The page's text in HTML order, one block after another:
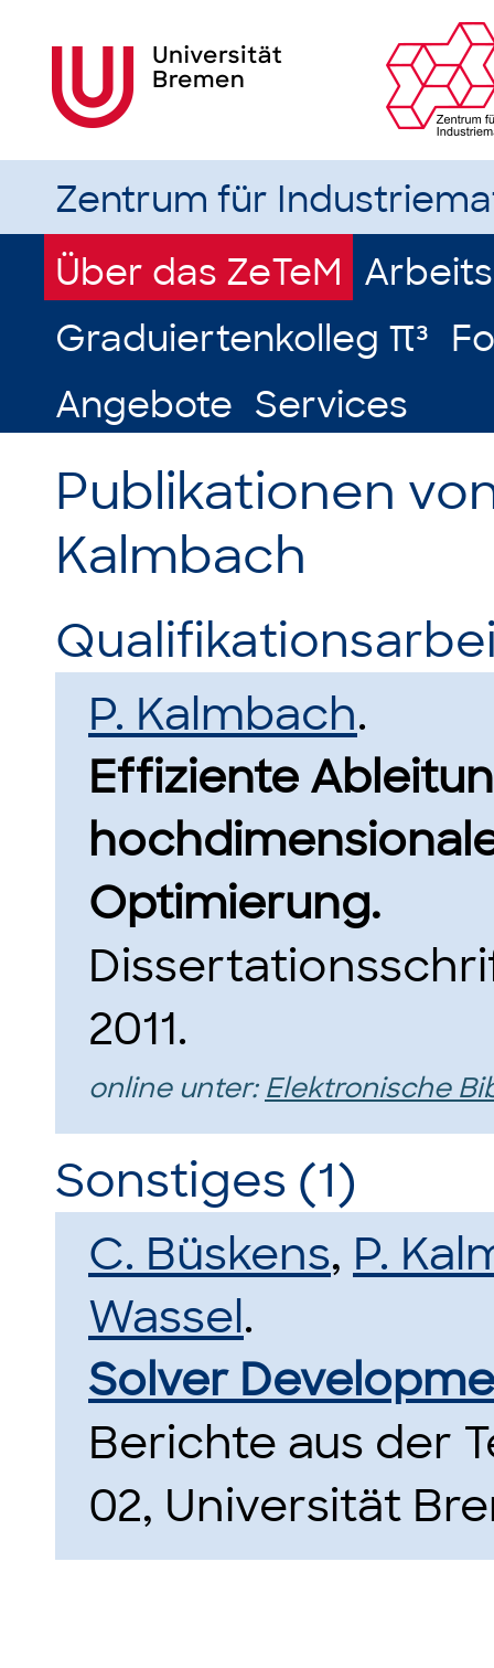
Zentrum für
Über das ZeTeM
Graduiertenkolleg π³
Angebote Services
Publikationen
Kalmbach
P. Kalmbach.
Effiziente
Optimierung.
2011.
online unter: Elektronische
Sonstiges (1)
C. Büskens, P.
Wassel.
Solver
Berichte aus der
02, Universität